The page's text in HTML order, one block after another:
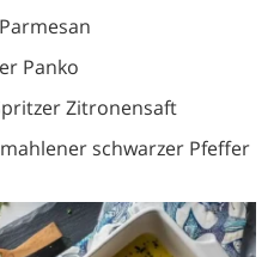
Panko
Zitronensaft
schwarzer Pfeffer